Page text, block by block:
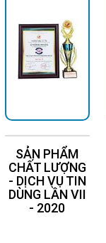
SẢN PHẨM
CHẤT LƯỢNG
- DỊCH VỤ TIN
DÙNG LẦN VII
- 2020